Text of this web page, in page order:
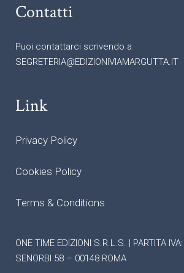
Contatti
Puoi contattarci scrivendo a
SEGRETERIA@EDIZIONIVIAMARGUTTA.IT
Link
Privacy Policy
Cookies Policy
Terms & Conditions
ONE TIME EDIZIONI S.R.L.S. | PARTITA
SENORBI 58 – 00148 ROMA